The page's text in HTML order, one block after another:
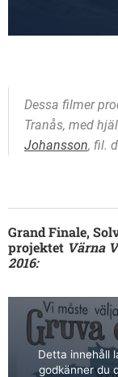
Dessa filmer
Tranås, med
Johansson, fil.
Grand Finale,
projektet Värna
2016:
Detta innehåll
godkänner du